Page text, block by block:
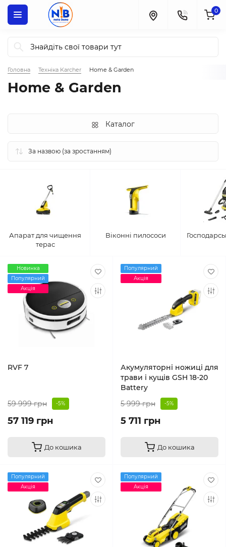
0
Головна Техніка Karcher Home & Garden
Home & Garden
Каталог
Апарат для чищення
терас
Віконні пилососи
Новинка
Популярний
Акція
RVF 7
59 999 грн -5%
57 119 грн
До кошика
Популярний
Акція
Акумуляторні ножиці для
трави і кущів GSH 18-20
Battery
5 999 грн
-5%
5 711 грн
До кошика
Популярний
Акція
Популярний
Акція